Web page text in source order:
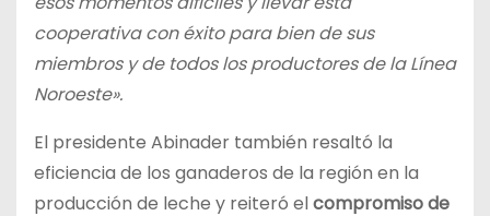
cooperativa con éxito para bien de sus
miembros y de todos los productores de la Línea
Noroeste».
El presidente Abinader también resaltó la
eficiencia de los ganaderos de la región en la
producción de leche y reiteró elcompromiso de